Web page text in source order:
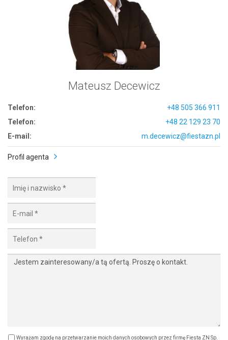
Mateusz Decewicz
Telefon:
+48 505 366 911
Telefon:
+48 22 129 23 70
E-mail:
m.decewicz@fiestazn.pl
Profil agenta
Wyrażam zgodę na przetwarzanie moich danych osobowych przez firmę Fiesta ZN Sp.